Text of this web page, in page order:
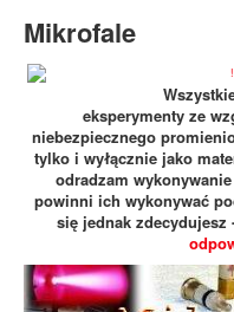
Mikrofale
eksperymenty ze
niebezpiecznego
tylko i wyłącznie jako
odradzam
powinni ich wykonywać
się jednak zdecydujesz